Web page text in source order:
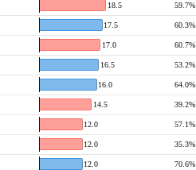
18.5 59.7%
17.5 60.3%
17.0 60.7%
16.5 53.2%
16.0 64.0%
14.5 39.2%
12.0 57.1%
12.0 35.3%
12.0 70.6%